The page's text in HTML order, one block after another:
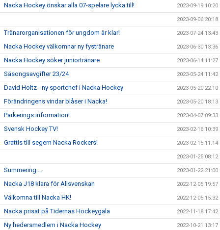
Nacka Hockey önskar alla 07-spelare lycka till! 2023-09-19 10:20
2023-09-06 20:18
Tränarorganisationen för ungdom är klar! 2023-07-24 13:43
Nacka Hockey välkomnar ny fystränare 2023-06-30 13:36
Nacka Hockey söker juniortränare 2023-06-14 11:27
Säsongsavgifter 23/24 2023-05-24 11:42
David Holtz - ny sportchef i Nacka Hockey 2023-05-20 22:10
Förändringens vindar blåser i Nacka! 2023-05-20 18:13
Parkerings information! 2023-04-07 09:33
Svensk Hockey TV! 2023-02-16 10:39
Grattis till segern Nacka Rockers! 2023-02-15 11:14
2023-01-25 08:12
Summering…. 2023-01-22 21:00
Nacka J18 klara för Allsvenskan 2022-12-05 19:57
Välkomna till Nacka HK! 2022-12-05 15:32
Nacka prisat på Tidernas Hockeygala 2022-11-18 17:42
Ny hedersmedlem i Nacka Hockey 2022-10-21 13:17